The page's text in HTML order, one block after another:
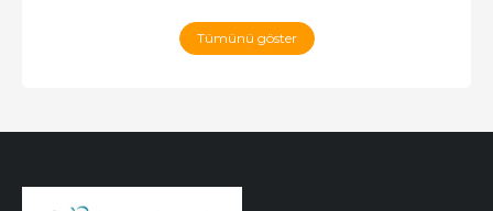
Tümünü göster